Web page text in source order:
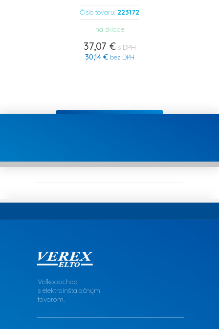
Číslo tovaru: 223172
na sklade
37,07 €s DPH
30,14 €bez DPH
Veľkoobchod
s elektroinštalačným
tovarom.